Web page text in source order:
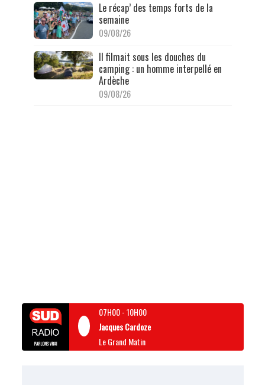
Le récap’ des temps forts de la
semaine
09/08/26
Il filmait sous les douches du
camping : un homme interpellé en
Ardèche
09/08/26
07H00-10H00
Jacques Cardoze
Le Grand Matin